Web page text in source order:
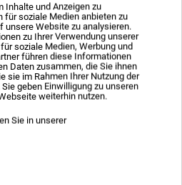
Inhalte und Anzeigen zu
für soziale Medien anbieten zu
unsere Website zu analysieren.
zu Ihrer Verwendung unserer
soziale Medien, Werbung und
führen diese Informationen
Daten zusammen, die Sie ihnen
sie im Rahmen Ihrer Nutzung der
geben Einwilligung zu unseren
weiterhin nutzen.
Sie in unserer